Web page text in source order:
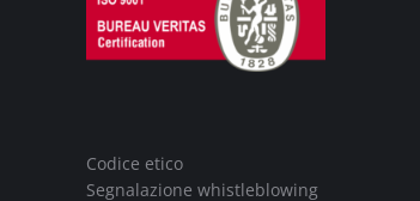
Codice etico
Segnalazione whistleblowing